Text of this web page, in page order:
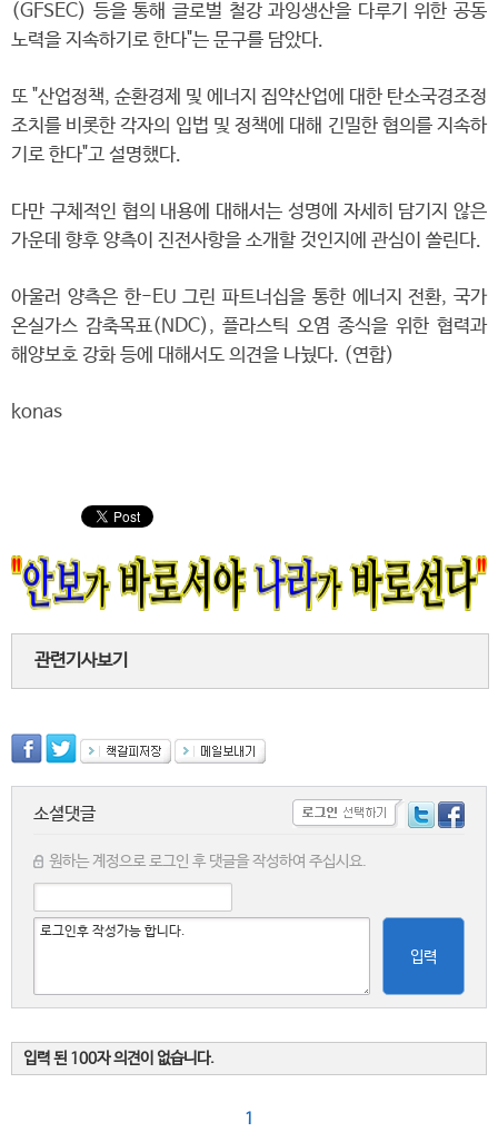
(GFSEC) 등을 통해 글로벌 철강 과잉생산을 다루기 위한 공동
노력을 지속하기로 한다"는 문구를 담았다.
또 "산업정책, 순환경제 및 에너지 집약산업에 대한 탄소국경조정
조치를 비롯한 각자의 입법 및 정책에 대해 긴밀한 협의를 지속하
기로 한다"고 설명했다.
다만 구체적인 협의 내용에 대해서는 성명에 자세히 담기지 않은
가운데 향후 양측이 진전사항을 소개할 것인지에 관심이 쏠린다.
아울러 양측은 한-EU 그린 파트너십을 통한 에너지 전환, 국가
온실가스 감축목표(NDC), 플라스틱 오염 종식을 위한 협력과
해양보호 강화 등에 대해서도 의견을 나눴다. (연합)
konas
관련기사보기
소셜댓글
원하는 계정으로 로그인 후 댓글을 작성하여 주십시요.
입력
입력 된 100자 의견이 없습니다.
1